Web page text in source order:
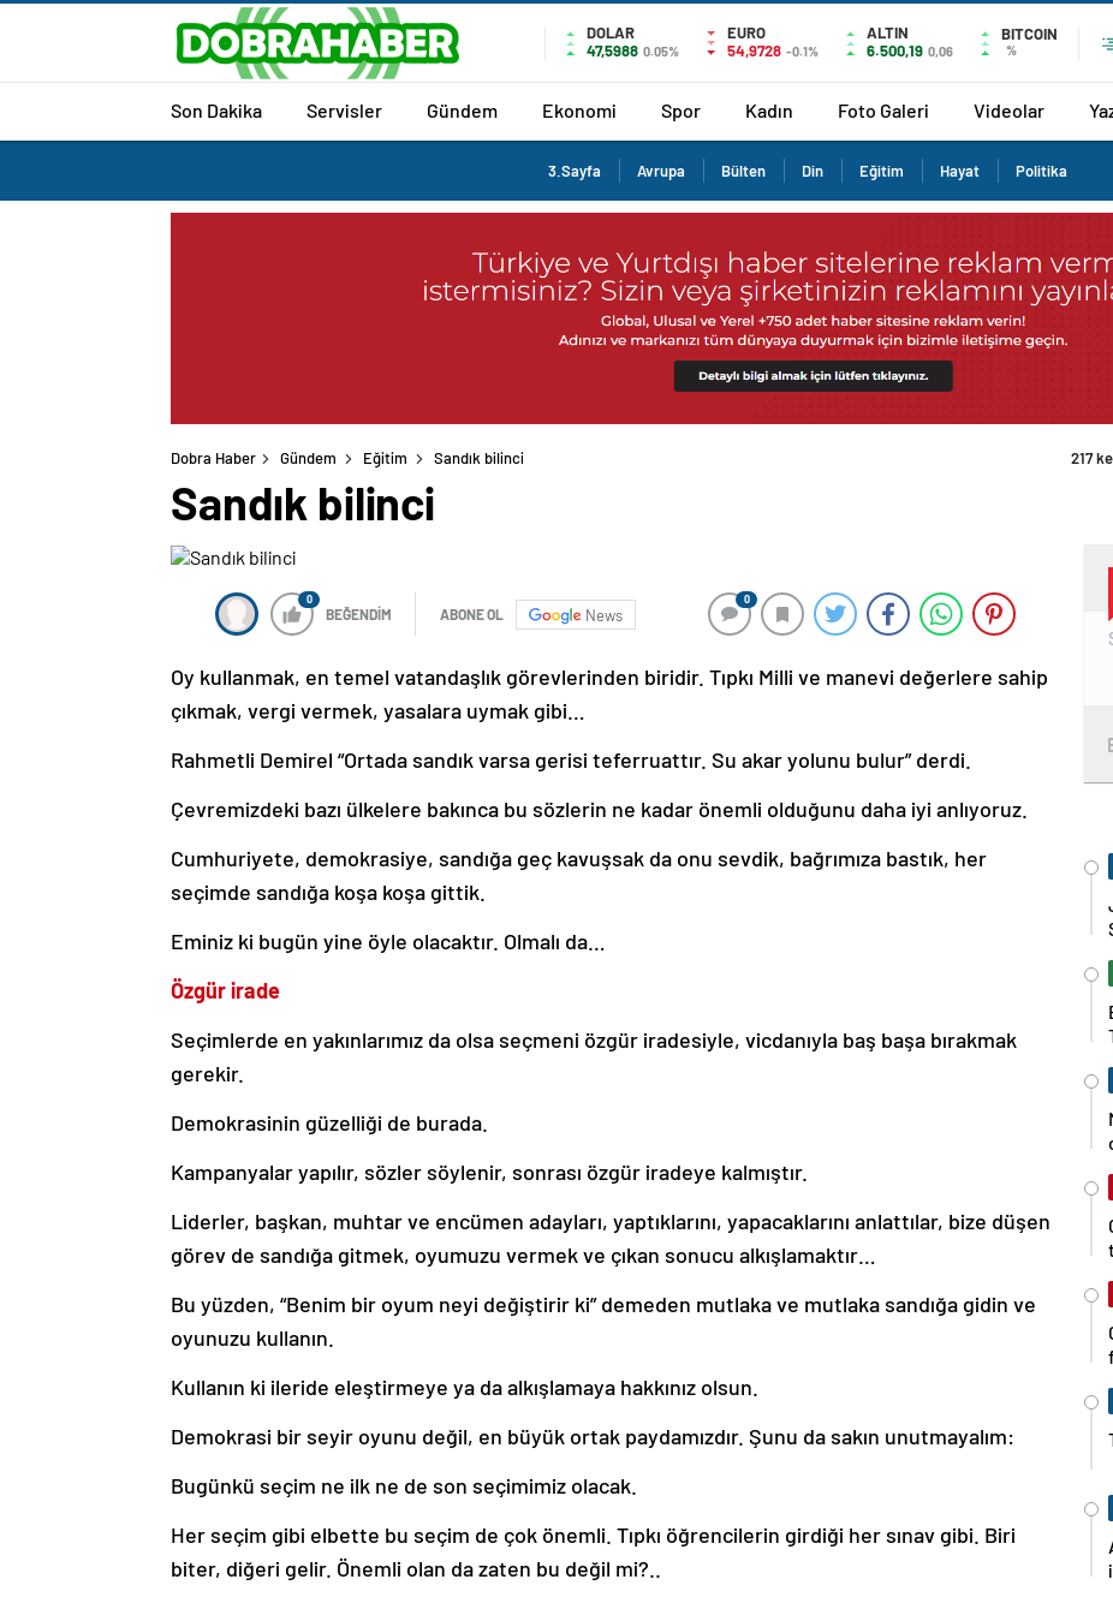
DOLAR
47,5988 0.05%
EURO
54,9728 -0.1%
ALTIN
6.500,19 0,06
BITCOIN
%
Son Dakika Servisler Gündem Ekonomi Spor Kadın Foto Galeri Videolar
3.Sayfa Avrupa Bülten Din Eğitim Hayat Politika
Dobra Haber Gündem Eğitim Sandık bilinci
Sandık bilinci
0
BEĞENDİM ABONE OL News
0
Oy kullanmak, en temel vatandaşlık görevlerinden biridir. Tıpkı Milli ve manevi değerlere sahip
çıkmak, vergi vermek, yasalara uymak gibi…
Rahmetli Demirel “Ortada sandık varsa gerisi teferruattır. Su akar yolunu bulur” derdi.
Çevremizdeki bazı ülkelere bakınca bu sözlerin ne kadar önemli olduğunu daha iyi anlıyoruz.
Cumhuriyete, demokrasiye, sandığa geç kavuşsak da onu sevdik, bağrımıza bastık, her
seçimde sandığa koşa koşa gittik.
Eminiz ki bugün yine öyle olacaktır. Olmalı da…
Özgür irade
Seçimlerde en yakınlarımız da olsa seçmeni özgür iradesiyle, vicdanıyla baş başa bırakmak
gerekir.
Demokrasinin güzelliği de burada.
Kampanyalar yapılır, sözler söylenir, sonrası özgür iradeye kalmıştır.
Liderler, başkan, muhtar ve encümen adayları, yaptıklarını, yapacaklarını anlattılar, bize düşen
görev de sandığa gitmek, oyumuzu vermek ve çıkan sonucu alkışlamaktır…
Bu yüzden, “Benim bir oyum neyi değiştirir ki” demeden mutlaka ve mutlaka sandığa gidin ve
oyunuzu kullanın.
Kullanın ki ileride eleştirmeye ya da alkışlamaya hakkınız olsun.
Demokrasi bir seyir oyunu değil, en büyük ortak paydamızdır. Şunu da sakın unutmayalım:
Bugünkü seçim ne ilk ne de son seçimimiz olacak.
Her seçim gibi elbette bu seçim de çok önemli. Tıpkı öğrencilerin girdiği her sınav gibi. Biri
biter, diğeri gelir. Önemli olan da zaten bu değil mi?..